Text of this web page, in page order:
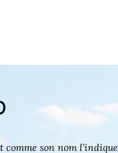
comme son nom